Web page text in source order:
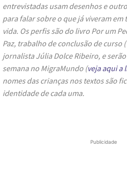
entrevistadas usam desenhos e
para falar sobre o que já viveram
vida. Os perfis são do livro Por um
Paz, trabalho de conclusão de curso
jornalista Júlia Dolce Ribeiro, e
semana no MigraMundo (veja aqui a
nomes das crianças nos textos são
identidade de cada uma.
Publicidade